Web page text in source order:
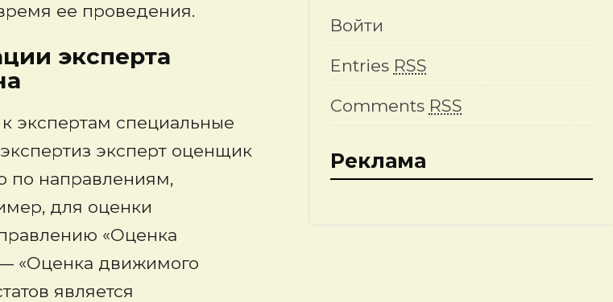
ее проведения.
эксперта
экспертам специальные
эксперт оценщик
по направлениям,
для оценки
«Оценка
«Оценка движимого
является
Войти
Entries RSS
Comments RSS
Реклама